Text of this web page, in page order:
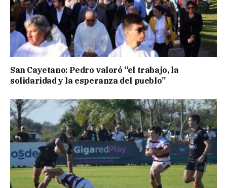
San Cayetano: Pedro valoró “el trabajo, la
solidaridad y la esperanza del pueblo”